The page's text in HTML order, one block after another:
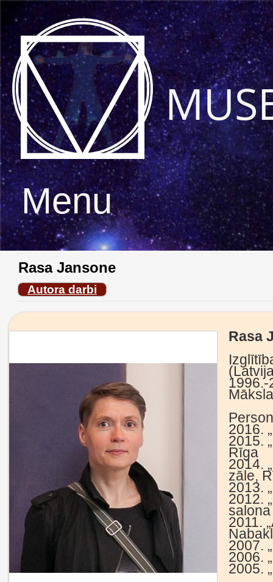
Menu
Rasa Jansone
Autora darbi
Rasa
1996.-
2016.
2015.
Rīga
2014.
zāle,
2013.
2012.
2011.
2007.
2006.
2005.